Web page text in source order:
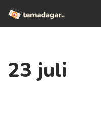
Hoppa
23 juli